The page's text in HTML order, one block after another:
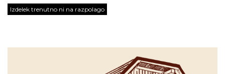
Izdelek trenutno ni na razpolago